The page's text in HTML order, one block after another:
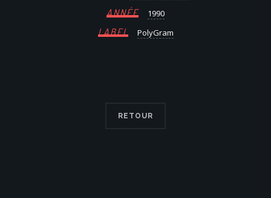
ANNÉE 1990
LABEL PolyGram
RETOUR